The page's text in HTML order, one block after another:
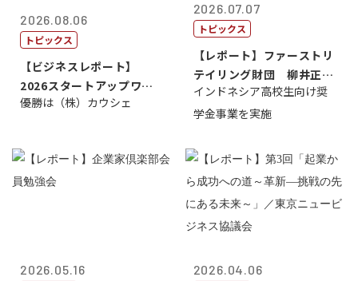
2026.08.06
トピックス
【ビジネスレポート】
2026スタートアップワー
ルドカップ東京
優勝は（株）カウシェ
2026.07.07
トピックス
【レポート】ファーストリ
テイリング財団 柳井正
理事長
インドネシア高校生向け奨
学金事業を実施
2026.05.16 2026.04.06